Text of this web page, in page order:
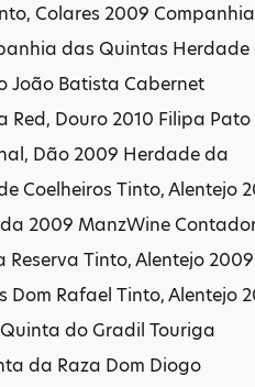
Colares 2009 Companhia
das Quintas Herdade
João Batista Cabernet
Douro 2010 Filipa Pato
Dão 2009 Herdade da
Coelheiros Tinto, Alentejo
2009 ManzWine
Tinto, Alentejo 2009
Dom Rafael Tinto, Alentejo
do Gradil Touriga
da Raza Dom Diogo